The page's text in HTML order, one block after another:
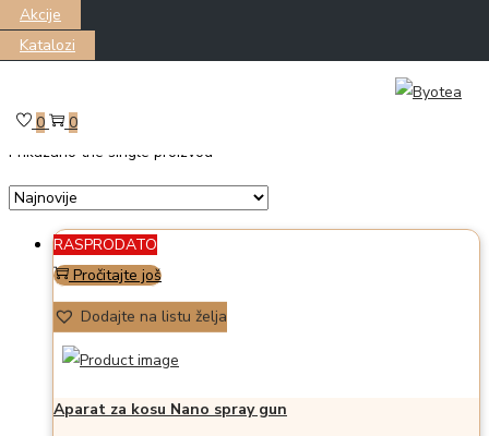
Akcije
Katalozi
to
navigation
to
content
0 0
Prikazano the single proizvod
RASPRODATO
Pročitajte još
Dodajte na listu želja
Aparat za kosu Nano spray gun